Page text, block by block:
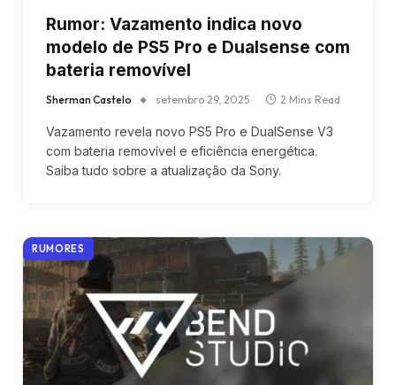
Rumor: Vazamento indica novo
modelo de PS5 Pro e Dualsense com
bateria removível
Sherman Castelo setembro 29, 2025 2 Mins Read
Vazamento revela novo PS5 Pro e DualSense V3
com bateria removível e eficiência energética.
Saiba tudo sobre a atualização da Sony.
RUMORES